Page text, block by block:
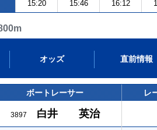
15:20 15:46 16:12
オッズ 直前情報
ボートレーサー レ
3897 白井 英治